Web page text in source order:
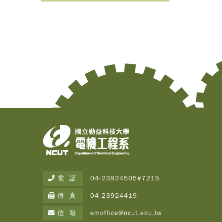
電 話 04-23924505#7215
傳 真 04-23924419
信 箱 emoffice@ncut.edu.tw